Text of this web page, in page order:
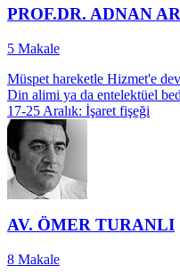
PROF.DR. ADNAN
5 Makale
Müspet hareketle Hizmet'e
Din alimi ya da entelektüel
17-25 Aralık: İşaret fişeği
AV. ÖMER TURANLI
8 Makale